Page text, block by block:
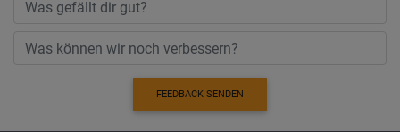
FEEDBACK SENDEN